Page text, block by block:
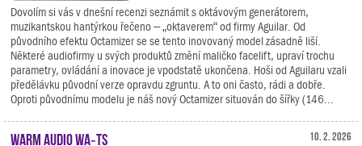
Dovolím si vás v dnešní recenzi seznámit s oktávovým generátorem,
muzikantskou hantýrkou řečeno – „oktaverem“ od firmy Aguilar. Od
původního efektu Octamizer se se tento inovovaný model zásadně liší.
Některé audiofirmy u svých produktů změní maličko facelift, upraví trochu
parametry, ovládání a inovace je vpodstatě ukončena. Hoši od Aguilaru vzali
předělávku původní verze opravdu zgruntu. A to oni často, rádi a dobře.
Oproti původnímu modelu je náš nový Octamizer situován do šířky (146...
10. 2. 2026
Warm Audio WA‑TS